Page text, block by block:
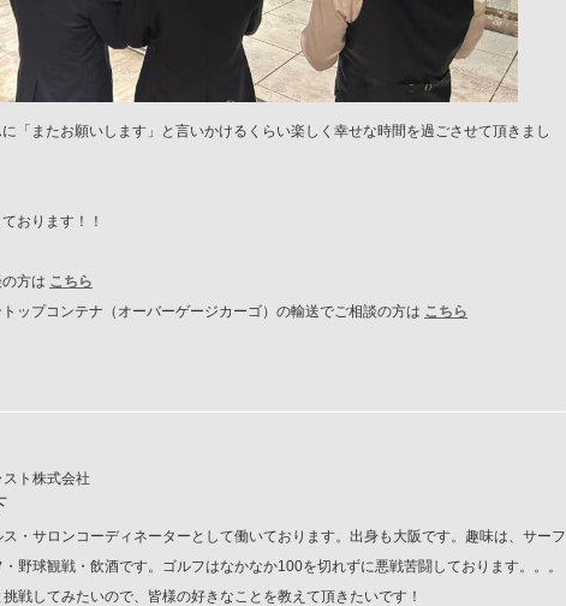
「またお願いします」と言いかけるくらい楽しく幸せな時間を過ごさせて頂きまし
おります！！
方は こちら
ップコンテナ（ オーバーゲージカーゴ）の輸送でご相談の方は こちら
スト株式会社
ス・サロンコーディネーターとして働いております。出身も大阪です。趣味は、サーフ
・野球観戦・飲酒です。ゴルフはなかなか100を切れずに悪戦苦闘しております。。。
戦してみたいので、皆様の好きなことを教えて頂きたいです！